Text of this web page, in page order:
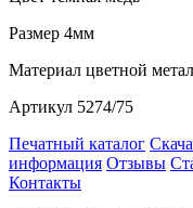
Размер 4мм
Материал цветной
Артикул 5274/75
Печатный каталог
информация Отзывы
Контакты